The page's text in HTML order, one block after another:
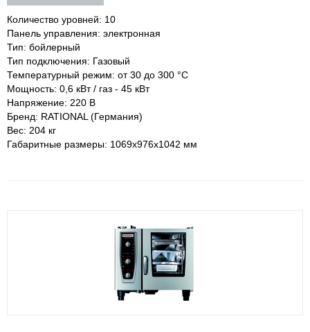
Количество уровней: 10
Панель управления: электронная
Тип: бойлерный
Тип подключения: Газовый
Температурный режим: от 30 до 300 °С
Мощность: 0,6 кВт / газ - 45 кВт
Напряжение: 220 В
Бренд: RATIONAL (Германия)
Вес: 204 кг
Габаритные размеры: 1069х976х1042 мм